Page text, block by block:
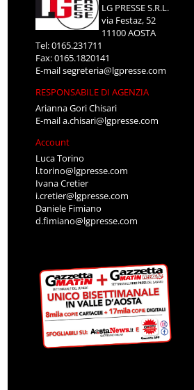
LG PRESSE S.R.L.
via Festaz, 52
11100 AOSTA
Tel: 0165.231711
Fax: 0165.1820141
E-mailsegreteria@lgpresse.com
RESPONSABILE DI AGENZIA
Arianna Gori Chisari
E-maila.chisari@lgpresse.com
Account
Luca Torino
l.torino@lgpresse.com
Ivana Cretier
i.cretier@lgpresse.com
Daniele Fimiano
d.fimiano@lgpresse.com